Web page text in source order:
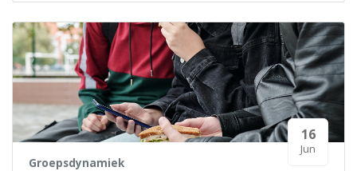
16
Jun
Groepsdynamiek